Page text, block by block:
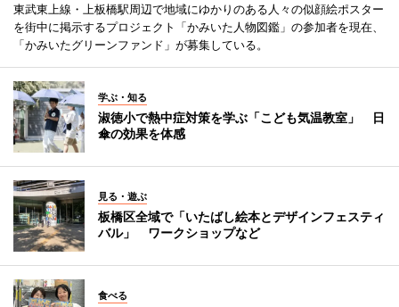
東武東上線・上板橋駅周辺で地域にゆかりのある人々の似顔絵ポスター
を街中に掲示するプロジェクト「かみいた人物図鑑」の参加者を現在、
「かみいたグリーンファンド」が募集している。
学ぶ・知る
淑徳小で熱中症対策を学ぶ「こども気温教室」 日
傘の効果を体感
見る・遊ぶ
板橋区全域で「いたばし絵本とデザインフェスティ
バル」 ワークショップなど
食べる